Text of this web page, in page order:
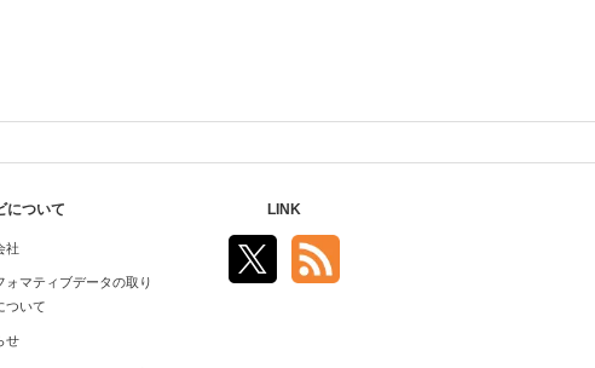
について
社
ォマティブデータの取り
ついて
せ
LINK